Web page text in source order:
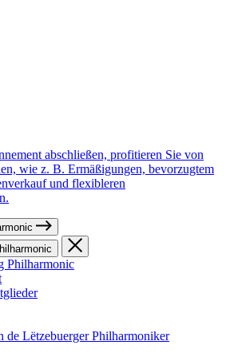
abschließen, profitieren Sie von
wie z. B. Ermäßigungen, bevorzugtem
und flexibleren
Philharmonic
de Lëtzebuerger Philharmoniker